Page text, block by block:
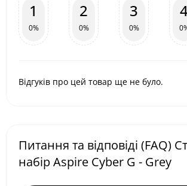
1
0%
2
0%
3
0%
Відгуків про цей товар ще не було.
Питання та відповіді (FAQ)
набір Aspire Cyber G - Grey